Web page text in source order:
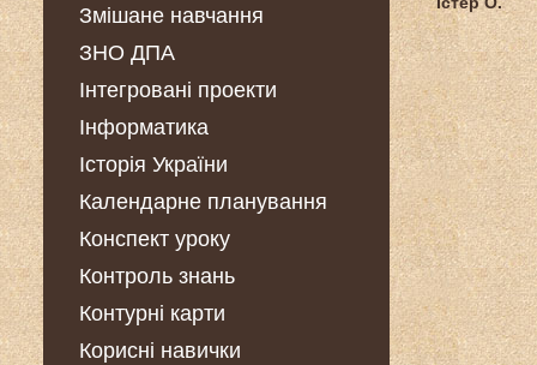
Змішане навчання
ЗНО ДПА
Інтегровані проекти
Інформатика
Історія України
Календарне планування
Конспект уроку
Контроль знань
Контурні карти
Корисні навички